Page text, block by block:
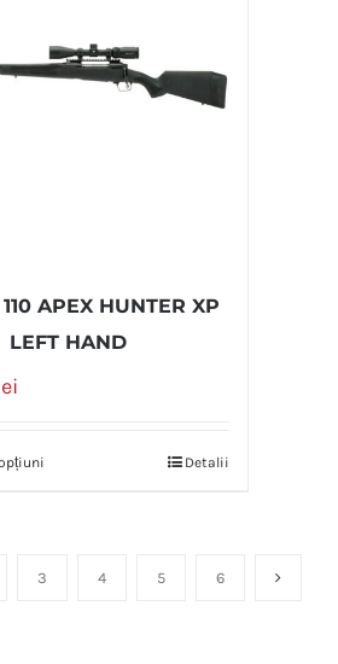
APEX HUNTER XP
LEFT HAND
Detalii
3 4 5 6